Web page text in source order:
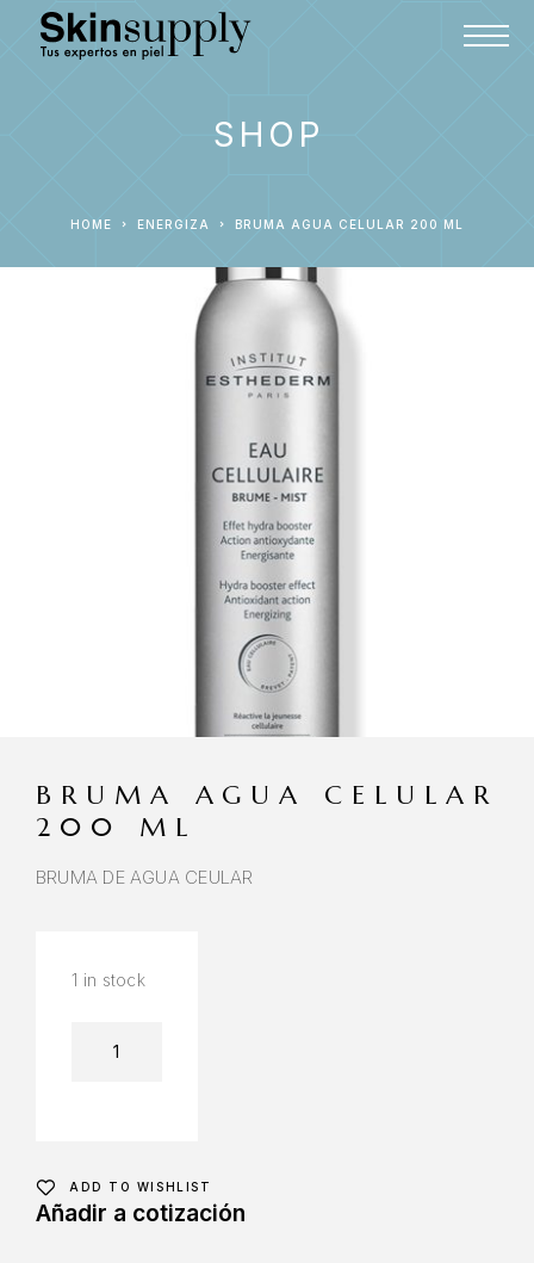
SHOP
HOME ENERGIZA BRUMA AGUA CELULAR 200 ML
BRUMA AGUA CELULAR
200 ML
BRUMA DE AGUA CEULAR
1 in stock
ADD TO WISHLIST
Añadir a cotización